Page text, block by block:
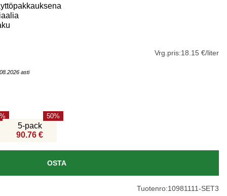
Vrg.pris:18.15 €/liter
asti
5-pack
90.76 €
50
OSTA
Tuotenro:10981111-SET3